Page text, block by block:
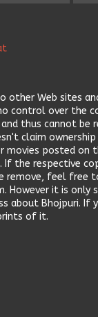
other Web sites
control over the
thus cannot be
claim
movies posted on
the respective
remove, feel free
However it is only
about Bhojpuri. If
of it.